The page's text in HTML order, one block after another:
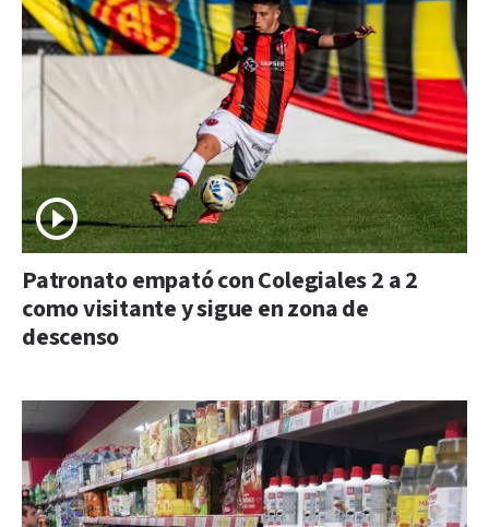
Patronato empató con Colegiales 2 a 2
como visitante y sigue en zona de
descenso